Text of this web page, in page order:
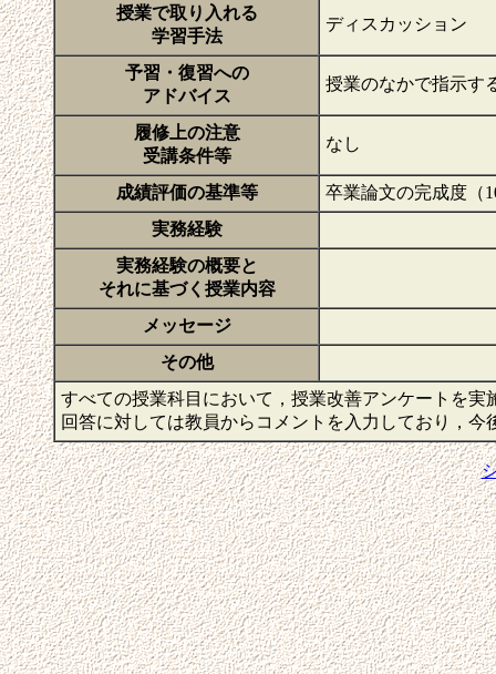
授業で取り入れる
学習手法
ディスカッション
予習・復習への
アドバイス
授業のなかで指示す
履修上の注意
受講条件等
なし
成績評価の基準等
卒業論文の完成度（
実務経験
実務経験の概要と
それに基づく授業内容
メッセージ
その他
すべての授業科目において，授業改善アンケートを
回答に対しては教員からコメントを入力しており，